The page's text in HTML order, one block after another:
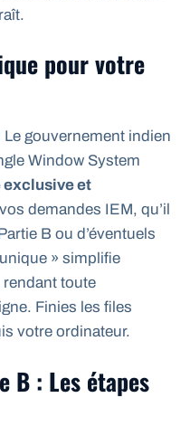
pour votre
gouvernement indien
Window System
exclusive et
demandes IEM, qu’il
B ou d’éventuels
» simplifie
toute
Finies les files
votre ordinateur.
B : Les étapes